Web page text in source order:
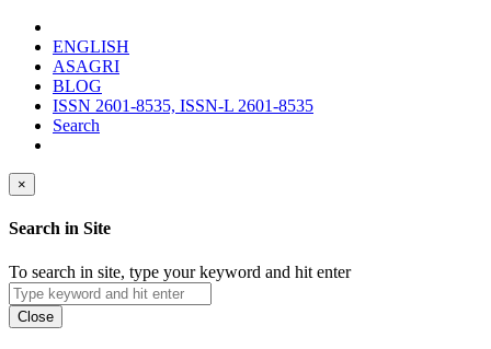
ENGLISH
ASAGRI
BLOG
ISSN 2601-8535, ISSN-L 2601-8535
Search
×
Search in Site
To search in site, type your keyword and hit enter
Close